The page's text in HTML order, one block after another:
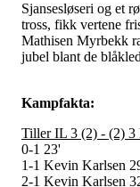
Sjansesløseri og et
tross, fikk vertene
Mathisen Myrbekk
jubel blant de
Kampfakta:
Tiller IL 3 (2) - (2) 3
0-1 23'
1-1 Kevin Karlsen
2-1 Kevin Karlsen